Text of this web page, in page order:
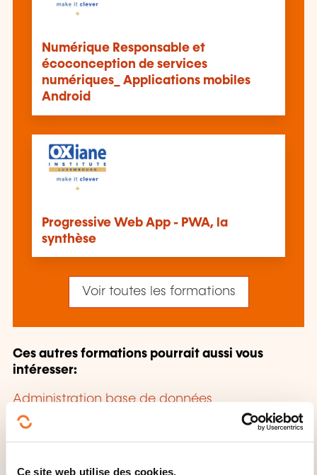
Ce site web utilise des cookies.
Numérique Responsable et
écoconception de services
numériques_ Applications mobiles
Android
Progressive Web App - PWA, la
synthèse
Voir toutes les formations
Ces autres formations pourrait aussi vous
intéresser:
Administration base de données
Administration système
programmation